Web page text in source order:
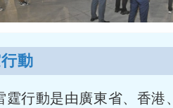
動
行動是由廣東省、香港